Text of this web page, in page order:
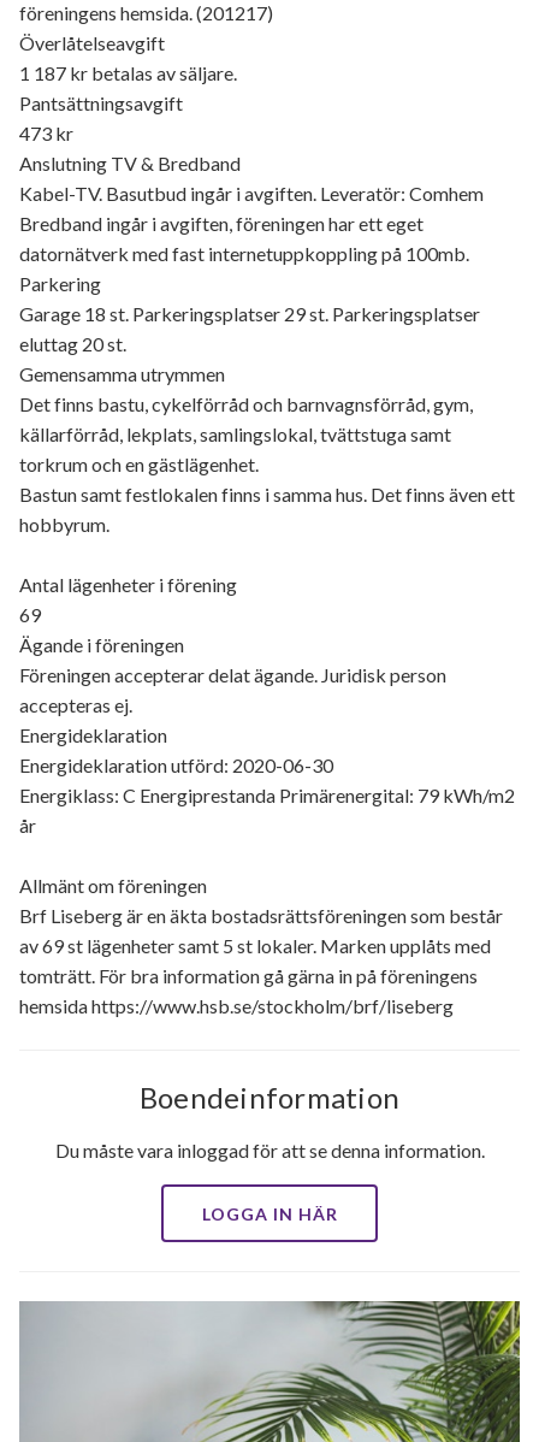
föreningens hemsida. (201217)
Överlåtelseavgift
1 187 kr betalas av säljare.
Pantsättningsavgift
473 kr
Anslutning TV & Bredband
Kabel-TV. Basutbud ingår i avgiften. Leveratör: Comhem
Bredband ingår i avgiften, föreningen har ett eget
datornätverk med fast internetuppkoppling på 100mb.
Parkering
Garage 18 st. Parkeringsplatser 29 st. Parkeringsplatser
eluttag 20 st.
Gemensamma utrymmen
Det finns bastu, cykelförråd och barnvagnsförråd, gym,
källarförråd, lekplats, samlingslokal, tvättstuga samt
torkrum och en gästlägenhet.
Bastun samt festlokalen finns i samma hus. Det finns även ett
hobbyrum.
Antal lägenheter i förening
69
Ägande i föreningen
Föreningen accepterar delat ägande. Juridisk person
accepteras ej.
Energideklaration
Energideklaration utförd: 2020-06-30
Energiklass: C Energiprestanda Primärenergital: 79 kWh/m2
år
Allmänt om föreningen
Brf Liseberg är en äkta bostadsrättsföreningen som består
av 69 st lägenheter samt 5 st lokaler. Marken upplåts med
tomträtt. För bra information gå gärna in på föreningens
hemsida https://www.hsb.se/stockholm/brf/liseberg
Boendeinformation
Du måste vara inloggad för att se denna information.
LOGGA IN HÄR